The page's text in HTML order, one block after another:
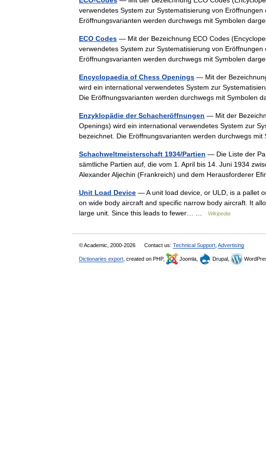
verwendetes System zur Systematisierung von
Eröffnungsvarianten werden durchwegs mit Symbolen
ECO Codes — Mit der Bezeichnung ECO Codes
verwendetes System zur Systematisierung von
Eröffnungsvarianten werden durchwegs mit Symbolen
Encyclopaedia of Chess Openings — Mit der
wird ein international verwendetes System zur
Die Eröffnungsvarianten werden durchwegs mit
Enzyklopädie der Schacheröffnungen — Mit der
Openings) wird ein international verwendetes System zur
bezeichnet. Die Eröffnungsvarianten werden durchwegs
Schachweltmeisterschaft 1934/Partien — Die Liste der
sämtliche Partien auf, die vom 1. April bis 14. Juni 1934
Alexander Aljechin (Frankreich) und dem Herausforderer
Unit Load Device — A unit load device, or ULD, is a pallet
on wide body aircraft and specific narrow body aircraft. It
large unit. Since this leads to fewer… …
Wikipedia
© Academic, 2000-2026 Contact us: Technical Support Advertising
Dictionaries export , created on PHP, Joomla, Drupal,